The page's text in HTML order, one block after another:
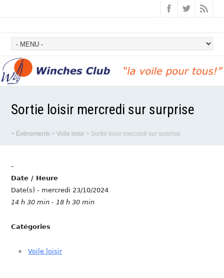
Sortie loisir mercredi sur surprise
> Évènements >Voile loisir > Sortie loisir mercredi sur surprise
-
Date / Heure
Date(s) - mercredi 23/10/2024
14 h 30 min - 18 h 30 min
Catégories
Voile loisir